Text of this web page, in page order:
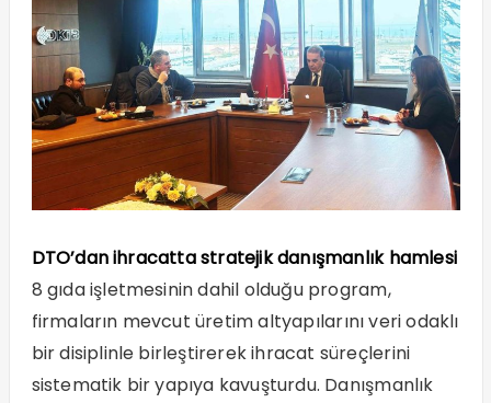
DTO’dan ihracatta stratejik danışmanlık hamlesi
8 gıda işletmesinin dahil olduğu program,
firmaların mevcut üretim altyapılarını veri odaklı
bir disiplinle birleştirerek ihracat süreçlerini
sistematik bir yapıya kavuşturdu. Danışmanlık